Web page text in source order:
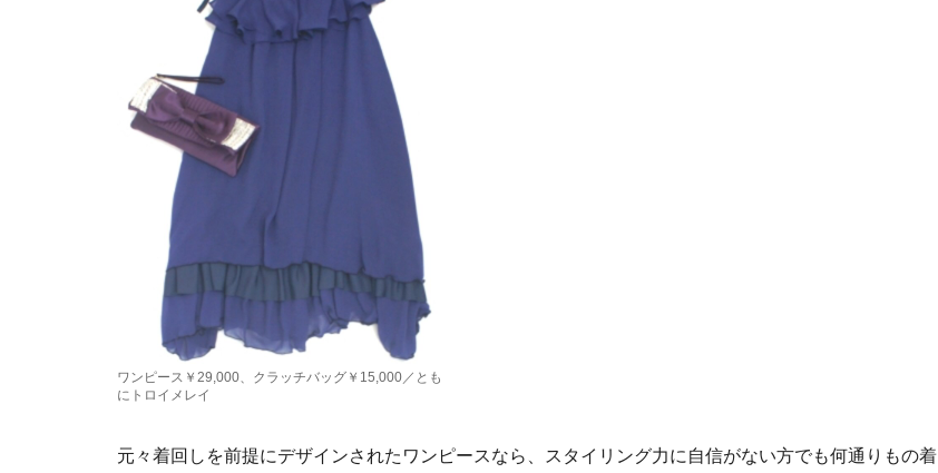
ワンピース￥29,000、クラッチバッグ￥15,000／とも
にトロイメレイ
元々着回しを前提にデザインされたワンピースなら、スタイリング力に自信がない方でも何通りもの着